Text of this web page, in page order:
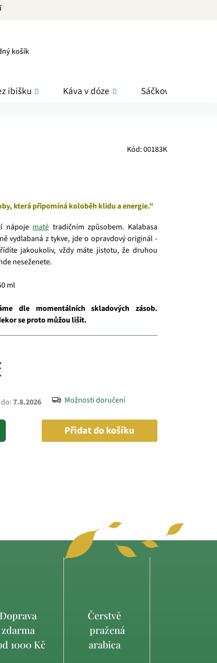
košík
ibišku Káva v dóze Sáčkové čaje
Kód:00183K
7.8.2026 Možnosti doručení
Přidat do košíku
která připomíná koloběh klidu a energie."
nápoje maté tradičním způsobem. Kalabasa
vydlabaná z tykve, jde o opravdový originál -
jakoukoliv, vždy máte jistotu, že druhou
neseženete.
ml
dle momentálních skladových zásob.
se proto můžou lišit.
Doprava
zdarma
1000 Kč
Čerstvě
pražená
arabica